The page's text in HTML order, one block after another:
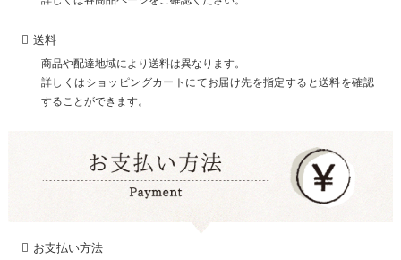
送料
商品や配達地域により送料は異なります。
詳しくはショッピングカートにてお届け先を指定すると送料を確認
することができます。
お支払い方法